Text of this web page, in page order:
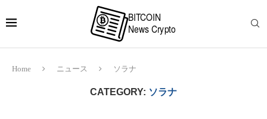
Home ニュース ソラナ
CATEGORY: ソラナ